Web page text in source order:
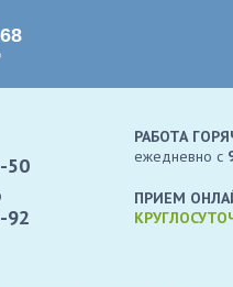
50
92
РАБОТА
ежедневно c
ПРИЕМ